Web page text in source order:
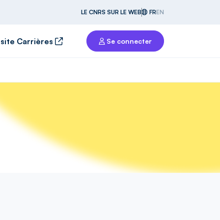
LE CNRS SUR LE WEB FREN
Carrières Se connecter